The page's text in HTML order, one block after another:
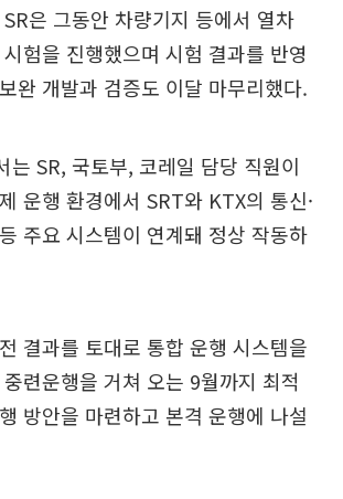
은 그동안 차량기지 등에서 열차
험을 진행했으며 시험 결과를 반영
완 개발과 검증도 이달 마무리했다.
는 SR, 국토부, 코레일 담당 직원이
운행 환경에서 SRT와 KTX의 통신·
주요 시스템이 연계돼 정상 작동하
결과를 토대로 통합 운행 시스템을
련운행을 거쳐 오는 9월까지 최적
방안을 마련하고 본격 운행에 나설